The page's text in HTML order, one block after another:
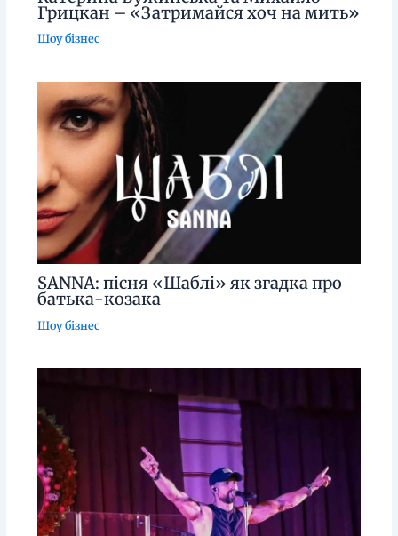
Грицкан – «Затримайся хоч на мить»
Шоу бізнес
SANNA: пісня «Шаблі» як згадка про
батька-козака
Шоу бізнес